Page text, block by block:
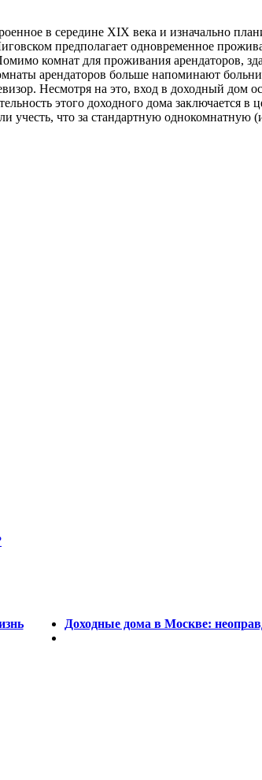
в середине XIX века и изначально
предполагает одновременное
комнат для проживания арендаторов,
арендаторов больше напоминают
Несмотря на это, вход в доходный дом
этого доходного дома
учесть, что за стандартную
Доходные дома в Москве: